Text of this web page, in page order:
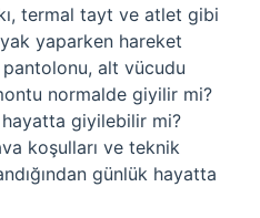
termal tayt ve atlet gibi
yaparken hareket
alt vücudu
normalde giyilir mi?
giyilebilir mi?
koşulları ve teknik
günlük hayatta